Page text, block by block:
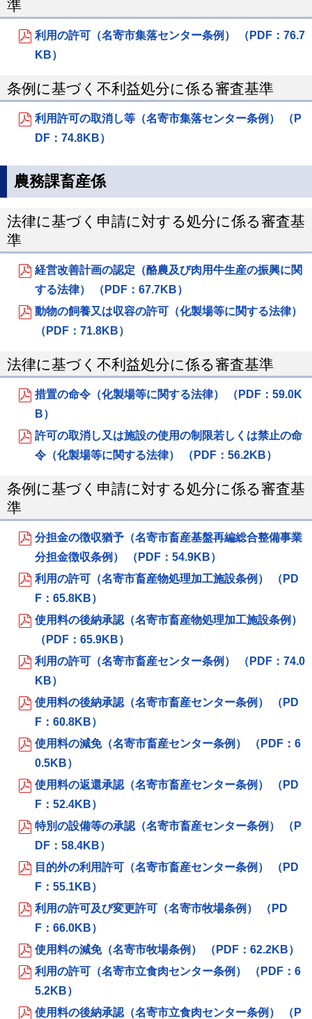
準
利用の許可（名寄市集落センター条例） （PDF：76.7
KB）
条例に基づく不利益処分に係る審査基準
利用許可の取消し等（名寄市集落センター条例） （P
DF：74.8KB）
農務課畜産係
法律に基づく申請に対する処分に係る審査基
準
経営改善計画の認定（酪農及び肉用牛生産の振興に関
する法律） （PDF：67.7KB）
動物の飼養又は収容の許可（化製場等に関する法律）
（PDF：71.8KB）
法律に基づく不利益処分に係る審査基準
措置の命令（化製場等に関する法律） （PDF：59.0K
B）
許可の取消し又は施設の使用の制限若しくは禁止の命
令（化製場等に関する法律） （PDF：56.2KB）
条例に基づく申請に対する処分に係る審査基
準
分担金の徴収猶予（名寄市畜産基盤再編総合整備事業
分担金徴収条例） （PDF：54.9KB）
利用の許可（名寄市畜産物処理加工施設条例） （PD
F：65.8KB）
使用料の後納承認（名寄市畜産物処理加工施設条例）
（PDF：65.9KB）
利用の許可（名寄市畜産センター条例） （PDF：74.0
KB）
使用料の後納承認（名寄市畜産センター条例） （PD
F：60.8KB）
使用料の減免（名寄市畜産センター条例） （PDF：6
0.5KB）
使用料の返還承認（名寄市畜産センター条例） （PD
F：52.4KB）
特別の設備等の承認（名寄市畜産センター条例） （P
DF：58.4KB）
目的外の利用許可（名寄市畜産センター条例） （PD
F：55.1KB）
利用の許可及び変更許可（名寄市牧場条例） （PD
F：66.0KB）
使用料の減免（名寄市牧場条例） （PDF：62.2KB）
利用の許可（名寄市立食肉センター条例） （PDF：6
5.2KB）
使用料の後納承認（名寄市立食肉センター条例） （P